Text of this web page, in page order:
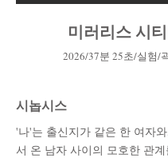
미러리스 시
2026/37분 25초/실험/
시놉시스
'나'는 출신지가 같은 한 여자
서 온 남자 사이의 모호한 관